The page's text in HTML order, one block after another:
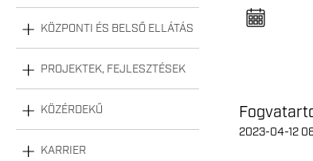
KÖZPONTI ÉS BELSŐ ELLÁTÁS
PROJEKTEK, FEJLESZTÉSEK
KÖZÉRDEKŰ
KARRIER
e
l
a
2023-04-12